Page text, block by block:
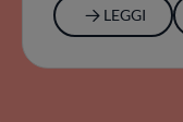
LEGGI